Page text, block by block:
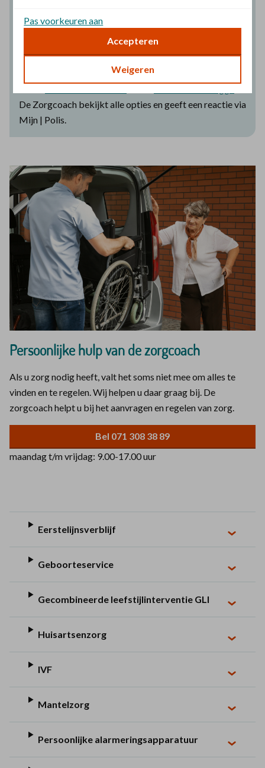
zijn
Het is op dit moment druk aan de telefoon bij de
Zorgcoaches. Wil je snel starten met
wachtlijstbemiddeling voor msz of ggz? Vul dan het
De Zorgcoach bekijkt alle opties en geeft een reactie via
Mijn | Polis.
Persoonlijke hulp van de zorgcoach
Als u zorg nodig heeft, valt het soms niet mee om alles te
vinden en te regelen. Wij helpen u daar graag bij. De
zorgcoach helpt u bij het aanvragen en regelen van zorg.
Bel 071 308 38 89
maandag t/m vrijdag: 9.00-17.00 uur
Eerstelijnsverblijf
Geboorteservice
Gecombineerde leefstijlinterventie GLI
Huisartsenzorg
IVF
Mantelzorg
Persoonlijke alarmeringsapparatuur
Pas voorkeuren aan
Accepteren
Weigeren